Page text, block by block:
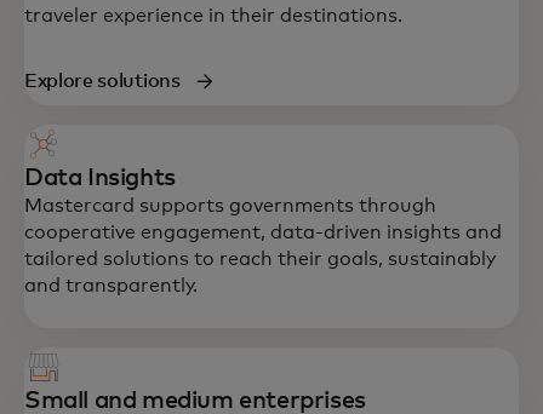
traveler experience in their destinations.
Explore solutions
Data Insights
Mastercard supports governments through
cooperative engagement, data-driven insights and
tailored solutions to reach their goals, sustainably
and transparently.
Small and medium enterprises